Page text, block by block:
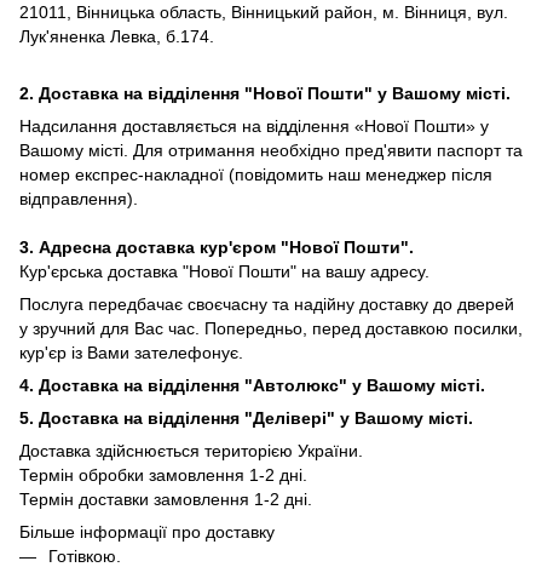
21011, Вінницька область, Вінницький район, м. Вінниця, вул.
Лук'яненка Левка, б.174.
2. Доставка на відділення "Нової Пошти" у Вашому місті.
Надсилання доставляється на відділення «Нової Пошти» у
Вашому місті. Для отримання необхідно пред'явити паспорт та
номер експрес-накладної (повідомить наш менеджер після
відправлення).
3. Адресна доставка кур'єром "Нової Пошти".
Кур'єрська доставка "Нової Пошти" на вашу адресу.
Послуга передбачає своєчасну та надійну доставку до дверей
у зручний для Вас час. Попередньо, перед доставкою посилки,
кур'єр із Вами зателефонує.
4. Доставка на відділення "Автолюкс" у Вашому місті.
5. Доставка на відділення "Делівері" у Вашому місті.
Доставка здійснюється територією України.
Термін обробки замовлення 1-2 дні.
Термін доставки замовлення 1-2 дні.
Більше інформації про доставку
Готівкою.